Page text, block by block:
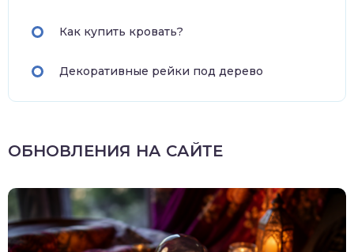
Как купить кровать?
Декоративные рейки под дерево
ОБНОВЛЕНИЯ НА САЙТЕ